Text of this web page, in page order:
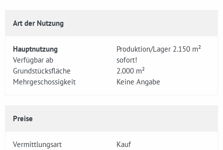
Art der Nutzung
Hauptnutzung
Produktion/Lager 2.150 m²
Verfügbar ab
sofort!
Grundstücksfläche
2.000 m²
Mehrgeschossigkeit
Keine Angabe
Preise
Vermittlungsart
Kauf